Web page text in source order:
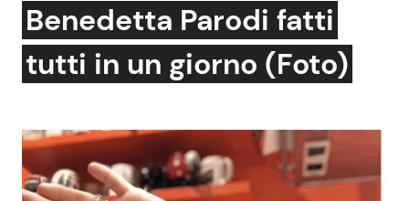
News e Cronaca
Attualità Italiana
Dal Mondo
Economia
Gossip e TV
Bellezze VIP
Coppie VIP
Fiction e Serie TV
Benedetta Parodi fatti
tutti in un giorno (Foto)